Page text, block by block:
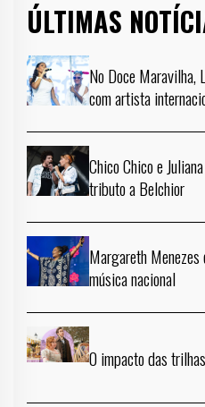
ÚLTIMAS
No Doce Maravilha,
com artista
Chico Chico e
tributo a Belchior
Margareth
música nacional
O impacto das